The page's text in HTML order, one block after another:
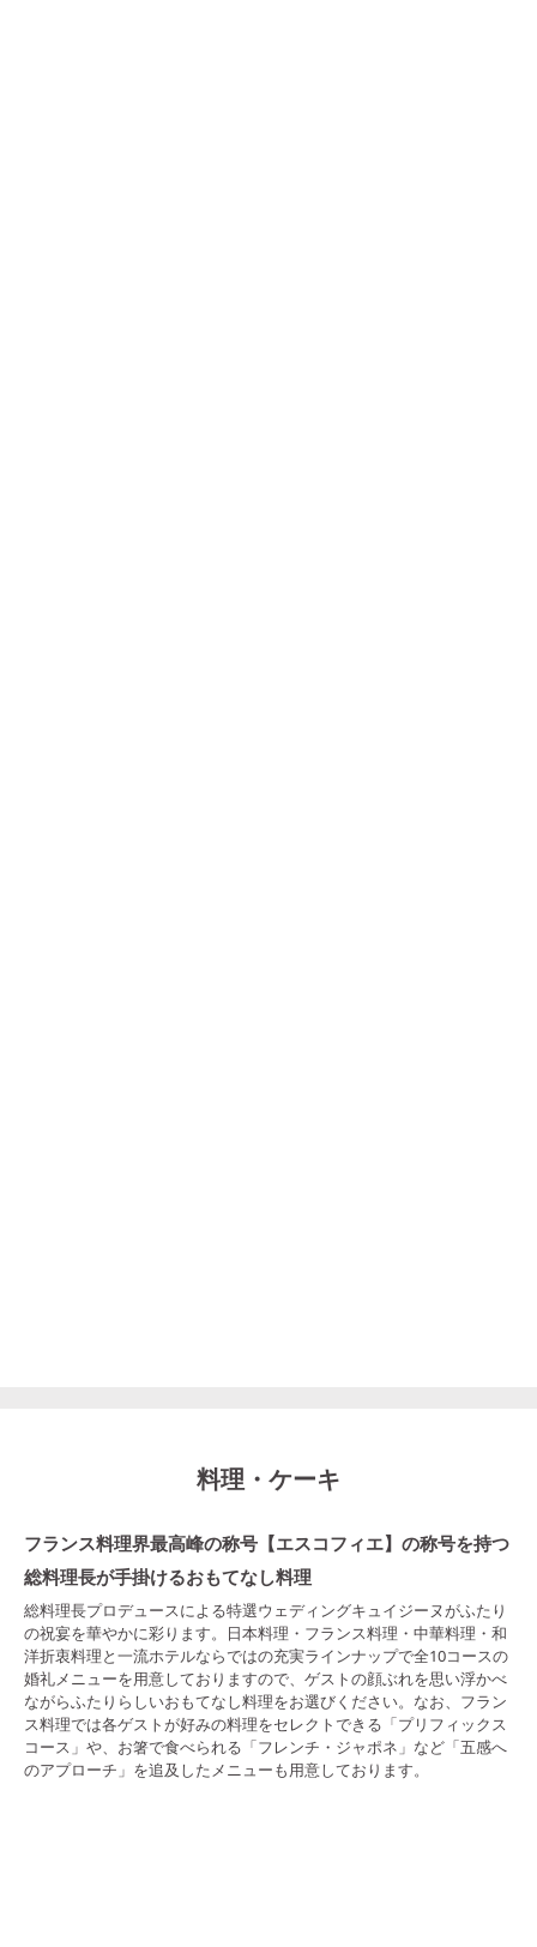
料理・ケーキ
フランス料理界最高峰の称号【エスコフィエ】の称号を持つ
総料理長が手掛けるおもてなし料理
総料理長プロデュースによる特選ウェディングキュイジーヌがふたり
の祝宴を華やかに彩ります。日本料理・フランス料理・中華料理・和
洋折衷料理と一流ホテルならではの充実ラインナップで全10コースの
婚礼メニューを用意しておりますので、ゲストの顔ぶれを思い浮かべ
ながらふたりらしいおもてなし料理をお選びください。なお、フラン
ス料理では各ゲストが好みの料理をセレクトできる「プリフィックス
コース」や、お箸で食べられる「フレンチ・ジャポネ」など「五感へ
のアプローチ」を追及したメニューも用意しております。